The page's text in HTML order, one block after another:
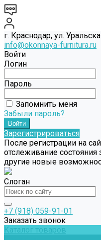
г. Краснодар, ул.
info@okonnaya-furnitura.ru
Войти
Логин
Пароль
Запомнить меня
Забыли пароль?
Зарегистрироваться
После регистрации на
отслеживание состояния
другие новые
Слоган
+7 (918) 059-91-01
Заказать звонок
Каталог товаров